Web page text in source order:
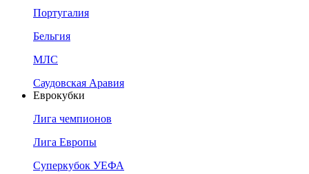
Португалия
Бельгия
МЛС
Саудовская Аравия
Еврокубки
Лига чемпионов
Лига Европы
Суперкубок УЕФА